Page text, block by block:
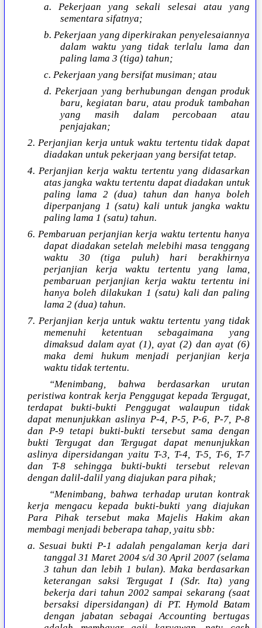
a. Pekerjaan yang sekali selesai atau yang
sementara sifatnya;
b. Pekerjaan yang diperkirakan penyelesaiannya
dalam waktu yang tidak terlalu lama dan
paling lama 3 (tiga) tahun;
c. Pekerjaan yang bersifat musiman; atau
d. Pekerjaan yang berhubungan dengan produk
baru, kegiatan baru, atau produk tambahan
yang masih dalam percobaan atau
penjajakan;
2. Perjanjian kerja untuk waktu tertentu tidak dapat
diadakan untuk pekerjaan yang bersifat tetap.
4. Perjanjian kerja waktu tertentu yang didasarkan
atas jangka waktu tertentu dapat diadakan untuk
paling lama 2 (dua) tahun dan hanya boleh
diperpanjang 1 (satu) kali untuk jangka waktu
paling lama 1 (satu) tahun.
6. Pembaruan perjanjian kerja waktu tertentu hanya
dapat diadakan setelah melebihi masa tenggang
waktu 30 (tiga puluh) hari berakhirnya
perjanjian kerja waktu tertentu yang lama,
pembaruan perjanjian kerja waktu tertentu ini
hanya boleh dilakukan 1 (satu) kali dan paling
lama 2 (dua) tahun.
7. Perjanjian kerja untuk waktu tertentu yang tidak
memenuhi ketentuan sebagaimana yang
dimaksud dalam ayat (1), ayat (2) dan ayat (6)
maka demi hukum menjadi perjanjian kerja
waktu tidak tertentu.
“Menimbang, bahwa berdasarkan urutan
peristiwa kontrak kerja Penggugat kepada Tergugat,
terdapat bukti-bukti Penggugat walaupun tidak
dapat menunjukkan aslinya P-4, P-5, P-6, P-7, P-8
dan P-9 tetapi bukti-bukti tersebut sama dengan
bukti Tergugat dan Tergugat dapat menunjukkan
aslinya dipersidangan yaitu T-3, T-4, T-5, T-6, T-7
dan T-8 sehingga bukti-bukti tersebut relevan
dengan dalil-dalil yang diajukan para pihak;
“Menimbang, bahwa terhadap urutan kontrak
kerja mengacu kepada bukti-bukti yang diajukan
Para Pihak tersebut maka Majelis Hakim akan
membagi menjadi beberapa tahap, yaitu sbb:
a. Sesuai bukti P-1 adalah pengalaman kerja dari
tanggal 31 Maret 2004 s/d 30 April 2007 (selama
3 tahun dan lebih 1 bulan). Maka berdasarkan
keterangan saksi Tergugat I (Sdr. Ita) yang
bekerja dari tahun 2002 sampai sekarang (saat
bersaksi dipersidangan) di PT. Hymold Batam
dengan jabatan sebagai Accounting bertugas